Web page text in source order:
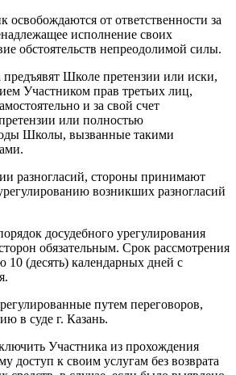
от ответственности за
исполнение своих
обстоятельств непреодолимой силы.
предъявят Школе претензии или иски,
Участником прав третьих лиц,
и за свой счет
или полностью
Школы, вызванные такими
разногласий, стороны принимают
возникших разногласий
досудебного урегулирования
обязательным. Срок рассмотрения
10 (десять) календарных дней с
путем переговоров,
в суде г. Казань.
Участника из прохождения
доступ к своим услугам без возврата